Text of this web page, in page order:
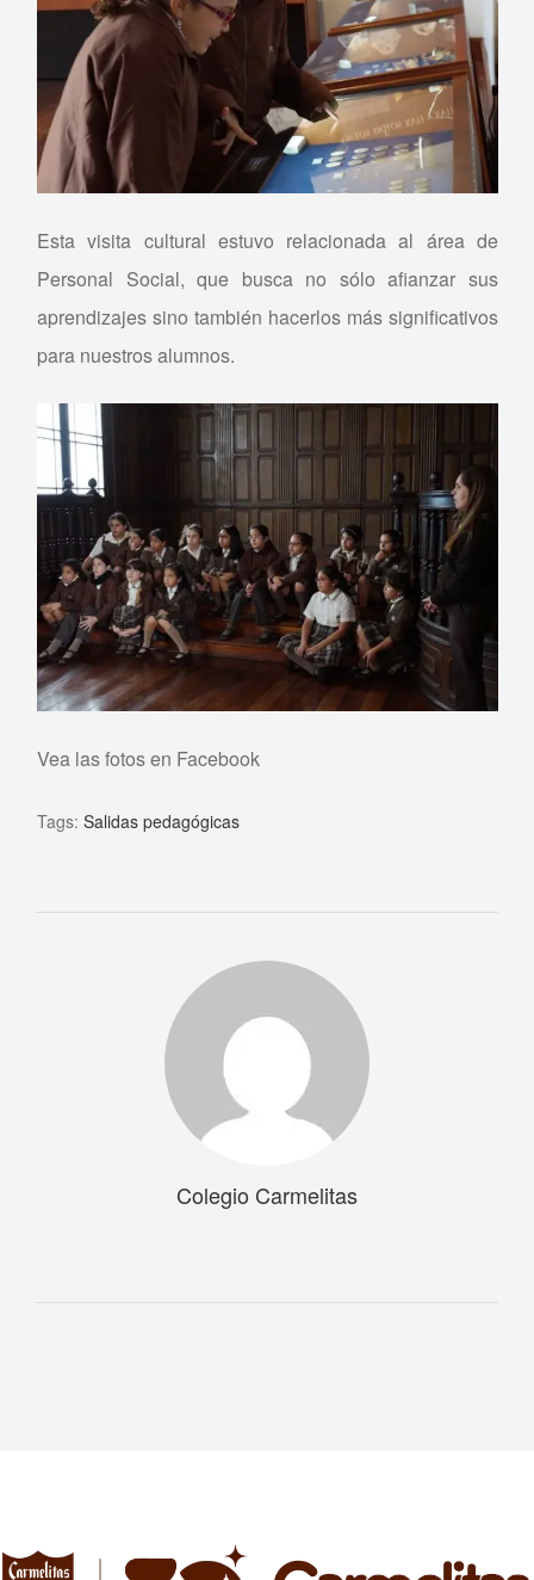
Esta visita cultural estuvo relacionada al área de
Personal Social, que busca no sólo afianzar sus
aprendizajes sino también hacerlos más significativos
para nuestros alumnos.
Vea las fotos en Facebook
Tags: Salidas pedagógicas
Colegio Carmelitas